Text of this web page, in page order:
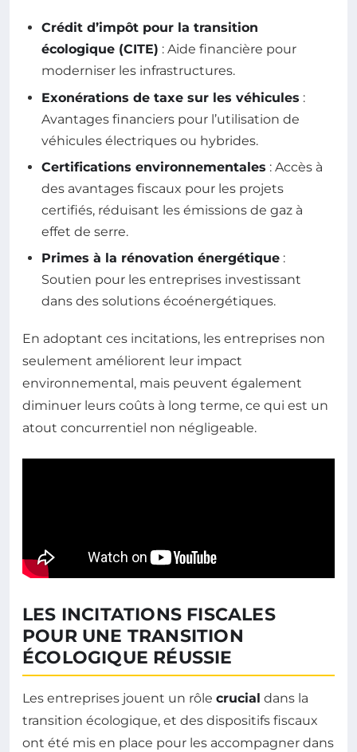
Crédit d’impôt pour la transition
écologique (CITE) : Aide financière pour
moderniser les infrastructures.
Exonérations de taxe sur les véhicules :
Avantages financiers pour l’utilisation de
véhicules électriques ou hybrides.
Certifications environnementales : Accès à
des avantages fiscaux pour les projets
certifiés, réduisant les émissions de gaz à
effet de serre.
Primes à la rénovation énergétique :
Soutien pour les entreprises investissant
dans des solutions écoénergétiques.
En adoptant ces incitations, les entreprises non
seulement améliorent leur impact
environnemental, mais peuvent également
diminuer leurs coûts à long terme, ce qui est un
atout concurrentiel non négligeable.
LES INCITATIONS FISCALES
POUR UNE TRANSITION
ÉCOLOGIQUE RÉUSSIE
Les entreprises jouent un rôle crucial dans la
transition écologique, et des dispositifs fiscaux
ont été mis en place pour les accompagner dans